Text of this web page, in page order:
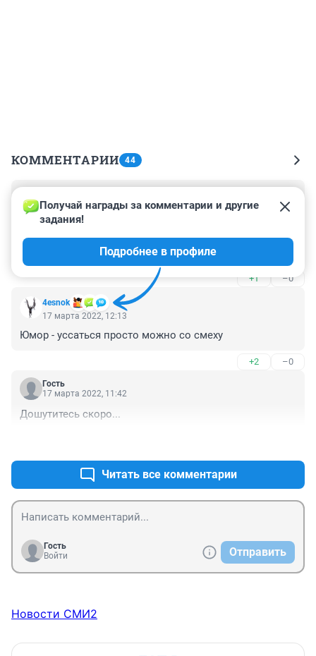
КОММЕНТАРИИ 44
17 марта 2022, 12:21
Вот если честно - уход зары и макдака мы все
переживём, конечно. И оденут, и накормят нас
местные или китайские производители. Но вот что
делать с техникой, с семенами (а своих у нас очень
немного), с лекарствами, с самолетами,
электроникой, расходниками для стоматологии,
хирургических операций, всякими томографами и пр.
подобным? Как-то грустно это все.
+1 –0
4esnok
Получай награды за комментарии и другие
задания!
Подробнее в профиле
17 марта 2022, 12:13
Юмор - уссаться просто можно со смеху
+2 –0
Гость
17 марта 2022, 11:42
Дошутитесь скоро...
Читать все комментарии
Гость
Войти
Отправить
Новости СМИ2